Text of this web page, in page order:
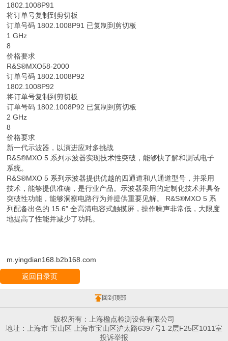
1802.1008P91
将订单号复制到剪切板
订单号码 1802.1008P91 已复制到剪切板
1 GHz
8
价格要求
R&S®MXO58-2000
订单号码 1802.1008P92
1802.1008P92
将订单号复制到剪切板
订单号码 1802.1008P92 已复制到剪切板
2 GHz
8
价格要求
新一代示波器，以演进应对多挑战
R&S®MXO 5 系列示波器实现技术性突破，能够快了解和测试电子
系统。
R&S®MXO 5 系列示波器提供优越的四通道和八通道型号，并采用
技术，能够提供准确，是行业产品。示波器采用的定制化技术并具备
突破性功能，能够洞察电路行为并提供重要见解。 R&S®MXO 5 系
列配备出色的 15.6" 全高清电容式触摸屏，操作噪声非常低，大限度
地提高了性能并减少了功耗。
m.yingdian168.b2b168.com
返回目录页
回到顶部
版权所有：上海楹点检测设备有限公司
地址：上海市 宝山区 上海市宝山区沪太路6397号1-2层F25区1011室
投诉举报